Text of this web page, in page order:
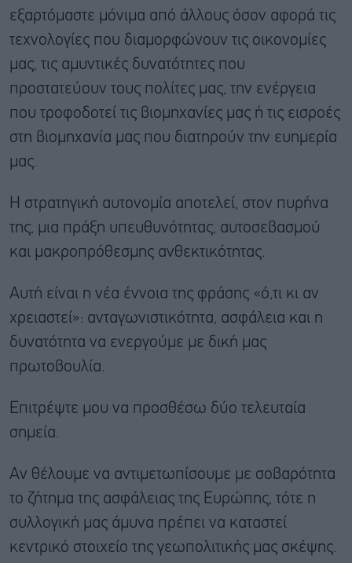
εξαρτόμαστε μόνιμα από άλλους όσον αφορά τις
τεχνολογίες που διαμορφώνουν τις οικονομίες
μας, τις αμυντικές δυνατότητες που
προστατεύουν τους πολίτες μας, την ενέργεια
που τροφοδοτεί τις βιομηχανίες μας ή τις εισροές
στη βιομηχανία μας που διατηρούν την ευημερία
μας.
Η στρατηγική αυτονομία αποτελεί, στον πυρήνα
της, μια πράξη υπευθυνότητας, αυτοσεβασμού
και μακροπρόθεσμης ανθεκτικότητας.
Αυτή είναι η νέα έννοια της φράσης «ό,τι κι αν
χρειαστεί»: ανταγωνιστικότητα, ασφάλεια και η
δυνατότητα να ενεργούμε με δική μας
πρωτοβουλία.
Επιτρέψτε μου να προσθέσω δύο τελευταία
σημεία.
Αν θέλουμε να αντιμετωπίσουμε με σοβαρότητα
το ζήτημα της ασφάλειας της Ευρώπης, τότε η
συλλογική μας άμυνα πρέπει να καταστεί
κεντρικό στοιχείο της γεωπολιτικής μας σκέψης.